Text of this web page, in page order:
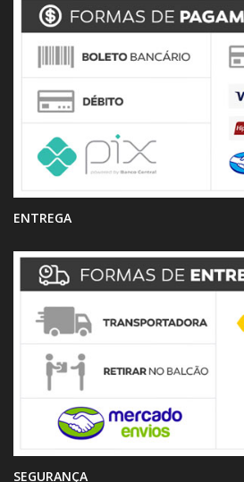
ENTREGA
SEGURANÇA